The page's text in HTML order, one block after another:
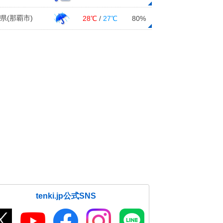
(那覇市) 28℃ / 27℃ 80%
tenki.jp公式SNS